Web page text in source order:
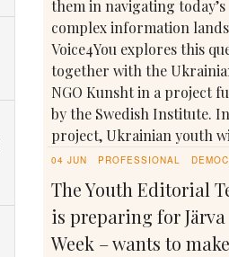
them in navigating today’s
complex information
Voice4You explores this
together with the
NGO Kunsht in a project
by the Swedish Institute.
project, Ukrainian youth
04 JUN PROFESSIONAL
The Youth Editorial
is preparing for Järva
Week – wants to